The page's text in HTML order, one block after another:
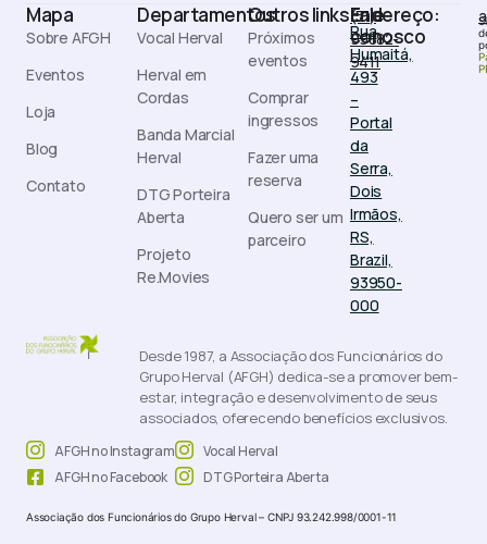
Desde 1987, a Associação dos Funcionários do
Grupo Herval (AFGH) dedica-se a promover bem-
estar, integração e desenvolvimento de seus
associados, oferecendo benefícios exclusivos.
AFGH no Instagram
AFGH no Facebook
Vocal Herval
DTG Porteira Aberta
Associação dos Funcionários do Grupo Herval – CNPJ 93.242.998/0001-11
Mapa
Sobre AFGH
Eventos
Loja
Blog
Contato
Departamentos
Vocal Herval
Herval em
Cordas
Banda Marcial
Herval
DTG Porteira
Aberta
Projeto
Re.Movies
Outros links
Próximos
eventos
Comprar
ingressos
Fazer uma
reserva
Quero ser um
parceiro
Endereço:
Rua
Humaitá,
493
–
Portal
da
Serra,
Dois
Irmãos,
RS,
Brazil,
93950-
000
Fale
conosco
(51)
99882-
9411